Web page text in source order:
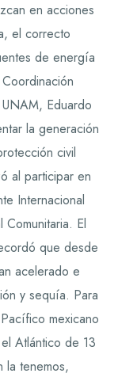
en acciones
el correcto
de energía
Eduardo
la generación
civil
al participar en
Internacional
El
que desde
acelerado e
y sequía. Para
mexicano
Atlántico de 13
la tenemos,